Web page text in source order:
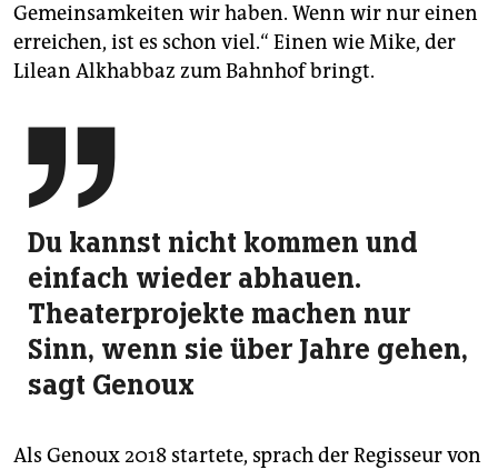
Gemeinsamkeiten wir haben. Wenn wir nur einen
erreichen, ist es schon viel.“ Einen wie Mike, der
Lilean Alkhabbaz zum Bahnhof bringt.

Du kannst nicht kommen und
einfach wieder abhauen.
Theaterprojekte machen nur
Sinn, wenn sie über Jahre gehen,
sagt Genoux
Als Genoux 2018 startete, sprach der Regisseur von